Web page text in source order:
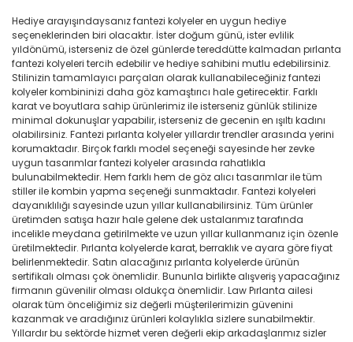
Hediye arayışındaysanız fantezi kolyeler en uygun hediye
seçeneklerinden biri olacaktır. İster doğum günü, ister evlilik
yıldönümü, isterseniz de özel günlerde tereddütte kalmadan pırlanta
fantezi kolyeleri tercih edebilir ve hediye sahibini mutlu edebilirsiniz.
Stilinizin tamamlayıcı parçaları olarak kullanabileceğiniz fantezi
kolyeler kombininizi daha göz kamaştırıcı hale getirecektir. Farklı
karat ve boyutlara sahip ürünlerimiz ile isterseniz günlük stilinize
minimal dokunuşlar yapabilir, isterseniz de gecenin en ışıltı kadını
olabilirsiniz. Fantezi pırlanta kolyeler yıllardır trendler arasında yerini
korumaktadır. Birçok farklı model seçeneği sayesinde her zevke
uygun tasarımlar fantezi kolyeler arasında rahatlıkla
bulunabilmektedir. Hem farklı hem de göz alıcı tasarımlar ile tüm
stiller ile kombin yapma seçeneği sunmaktadır. Fantezi kolyeleri
dayanıklılığı sayesinde uzun yıllar kullanabilirsiniz. Tüm ürünler
üretimden satışa hazır hale gelene dek ustalarımız tarafında
incelikle meydana getirilmekte ve uzun yıllar kullanmanız için özenle
üretilmektedir. Pırlanta kolyelerde karat, berraklık ve ayara göre fiyat
belirlenmektedir. Satın alacağınız pırlanta kolyelerde ürünün
sertifikalı olması çok önemlidir. Bununla birlikte alışveriş yapacağınız
firmanın güvenilir olması oldukça önemlidir. Law Pırlanta ailesi
olarak tüm önceliğimiz siz değerli müşterilerimizin güvenini
kazanmak ve aradığınız ürünleri kolaylıkla sizlere sunabilmektir.
Yıllardır bu sektörde hizmet veren değerli ekip arkadaşlarımız sizler